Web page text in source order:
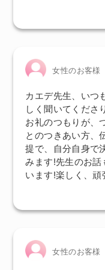
女性のお客様
カエデ先生、いつ
しく聞いてくださ
お礼のつもりが、
とのつきあい方、
提で、自分自身で
みます!先生のお
います!楽しく、頑
女性のお客様